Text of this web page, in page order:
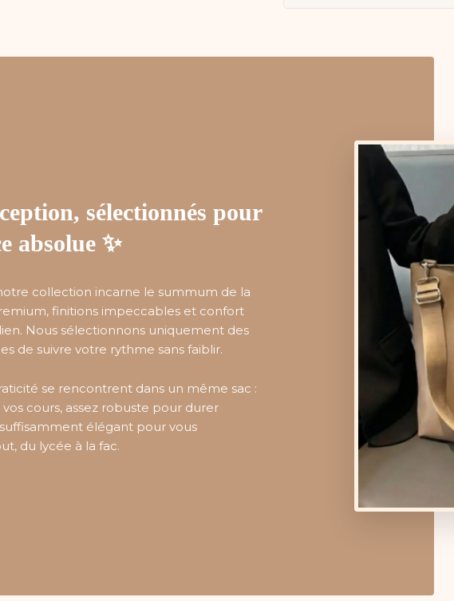
sélectionnés pour
absolue ✨
collection incarne le summum de la
finitions impeccables et confort
Nous sélectionnons uniquement des
de suivre votre rythme sans faiblir.
se rencontrent dans un même sac :
cours, assez robuste pour durer
élégant pour vous
du lycée à la fac.